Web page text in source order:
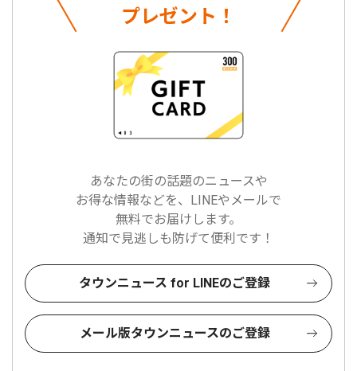
プレゼント！
あなたの街の話題のニュースや
お得な情報などを、LINEやメールで
無料でお届けします。
通知で見逃しも防げて便利です！
タウンニュース for LINEのご登録
メール版タウンニュースのご登録